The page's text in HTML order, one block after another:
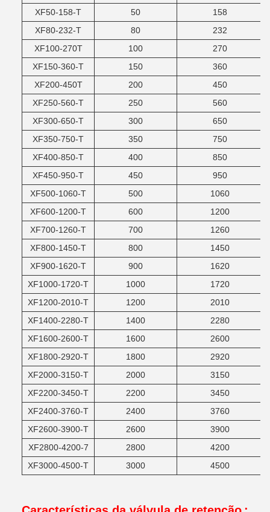
XF50-158-T 50
158
XF80-232-T
80
232
XF100-270T
100
270
XF150-360-T
150
360
XF200-450T
200
450
XF250-560-T
250
560
XF300-650-T
300
650
XF350-750-T
350
750
XF400-850-T
400
850
XF450-950-T
450
950
XF500-1060-T
500
1060
XF600-1200-T
600
1200
XF700-1260-T
700
1260
XF800-1450-T
800
1450
XF900-1620-T
900
1620
XF1000-1720-T
1000
1720
XF1200-2010-T
1200
2010
XF1400-2280-T
1400
2280
XF1600-2600-T
1600
2600
XF1800-2920-T
1800
2920
XF2000-3150-T
2000
3150
XF2200-3450-T
2200
3450
XF2400-3760-T
2400
3760
XF2600-3900-T
2600
3900
XF2800-4200-7
2800
4200
XF3000-4500-T
3000 4500